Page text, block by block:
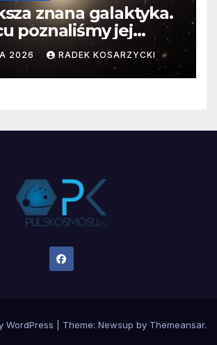
znana galaktyka.
poznaliśmy jej
wymiary
2026 RADEK KOSARZYCKI
WordPress Theme: Newsup by Themeansar.